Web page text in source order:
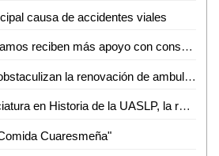
causa de accidentes viales
Familias de Villa de Ramos reciben más apoyo con conservación de camino
Desafíos financieros obstaculizan la renovación de ambulancias para la Cruz Roja
Estudiantes de Licenciatura en Historia de la UASLP, la reconocen como la mejor opción para su vida profesional
Cuaresmeña"